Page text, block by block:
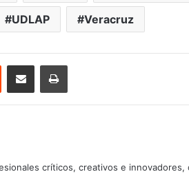
UDLAP Veracruz
Reddit Share via Email Print
críticos, creativos e innovadores,